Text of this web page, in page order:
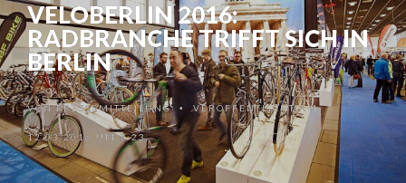
VELOBERLIN 2016:
RADBRANCHE TRIFFT SICH IN
BERLIN
VONPRESSEMITTEILUNG • VERÖFFENTLICHT AM
12.03.2016 UM 7:23